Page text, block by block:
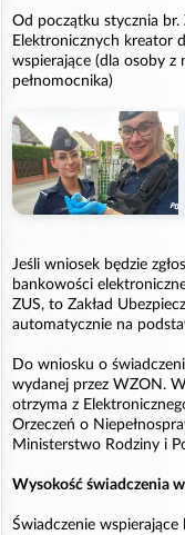
Od początku stycznia br.
Elektronicznych kreator
wspierające (dla osoby z
pełnomocnika)
Jeśli wniosek będzie
bankowości
ZUS, to Zakład
automatycznie na
Do wniosku o
wydanej przez WZON.
otrzyma z
Orzeczeń o
Ministerstwo Rodziny i
Wysokość świadczenia
Świadczenie